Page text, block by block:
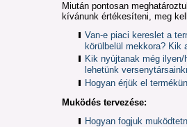
Miután pontosan
kívánunk értékesíteni, meg
Van-e piaci kereslet a
körülbelül mekkora? Kik
Kik nyújtanak még
lehetünk
Hogyan érjük el
Muködés tervezése:
Hogyan fogjuk